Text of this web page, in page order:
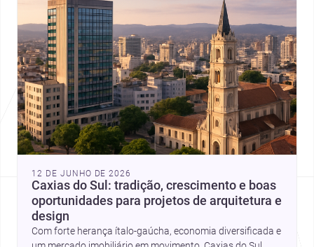
12 DE JUNHO DE 2026
Caxias do Sul: tradição, crescimento e boas
oportunidades para projetos de arquitetura e
design
Com forte herança ítalo-gaúcha, economia diversificada e